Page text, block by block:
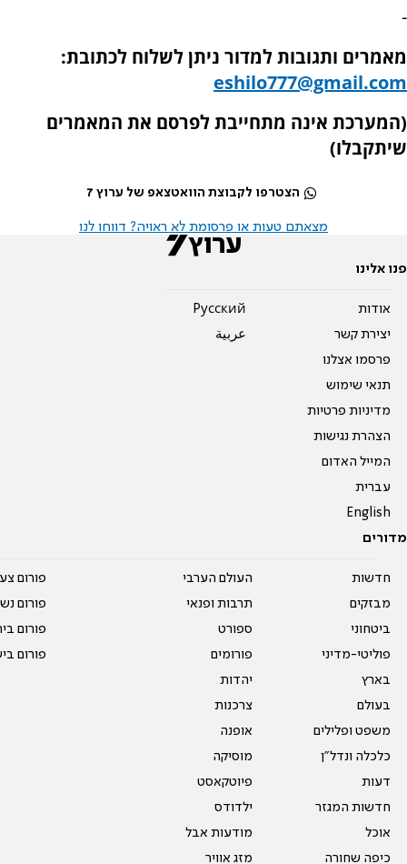
-
מאמרים ותגובות למדור ניתן לשלוח לכתובת:
eshilo777@gmail.com
(המערכת אינה מתחייבת לפרסם את המאמרים
שיתקבלו)
הצטרפו לקבוצת הוואטצאפ של ערוץ 7
מצאתם טעות או פרסומת לא ראויה? דווחו לנו
פנו אלינו
אודות
יצירת קשר
פרסמו אצלנו
תנאי שימוש
מדיניות פרטיות
הצהרת נגישות
המייל האדום
עברית
English
Pусский
عربية
מדורים
חדשות
מבזקים
ביטחוני
פוליטי-מדיני
בארץ
בעולם
משפט ופלילים
כלכלה ונדל"ן
דעות
חדשות המגזר
אוכל
כיפה שחורה
העולם הערבי
תרבות ופנאי
ספורט
פורומים
יהדות
צרכנות
אופנה
מוסיקה
פיוטקאסט
ילדודס
מודעות אבל
מזג אוויר
פורום
פורום
פורום
פורום